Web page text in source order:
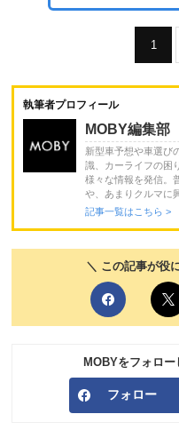
1
執筆者プロフィール
MOBY編集部
新型車予想や車選び
識、カーライフの困
様々な情報を発信。
や、あまりクルマに
記事一覧はこちら >
＼ この記事が役
MOBYをフォロ
フォロー